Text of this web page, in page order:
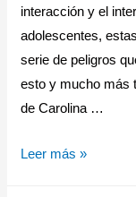
interacción y el
adolescentes,
serie de peligros
esto y mucho más
de Carolina …
Leer más »